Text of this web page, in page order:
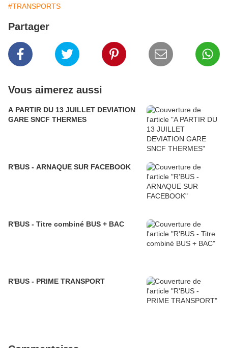
#TRANSPORTS
Partager
Vous aimerez aussi
A PARTIR DU 13 JUILLET DEVIATION
GARE SNCF THERMES
R'BUS - ARNAQUE SUR FACEBOOK
R'BUS - Titre combiné BUS + BAC
R'BUS - PRIME TRANSPORT